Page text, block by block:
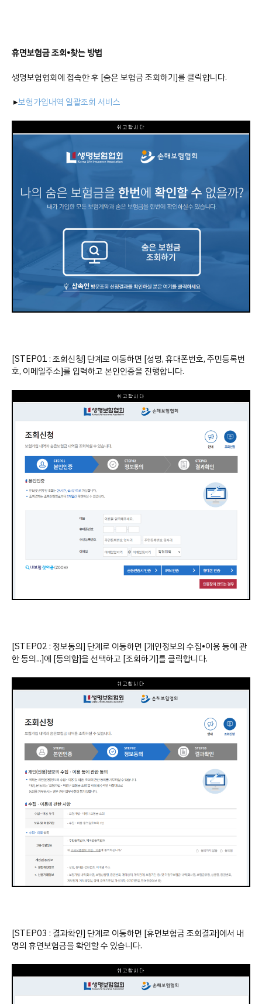
휴면보험금 조회•찾는 방법
생명보험협회에 접속한 후 [숨은 보험금 조회하기]를 클릭합니다.
▸보험가입내역 일괄조회 서비스
[STEP01 : 조회신청] 단계로 이동하면 [성명, 휴대폰번호, 주민등록번
호, 이메일주소]를 입력하고 본인인증을 진행합니다.
[STEP02 : 정보동의] 단계로 이동하면 [개인정보의 수집•이용 등에 관
한 동의...]에 [동의함]을 선택하고 [조회하기]를 클릭합니다.
[STEP03 : 결과확인] 단계로 이동하면 [휴면보험금 조회결과]에서 내
명의 휴면보험금을 확인할 수 있습니다.